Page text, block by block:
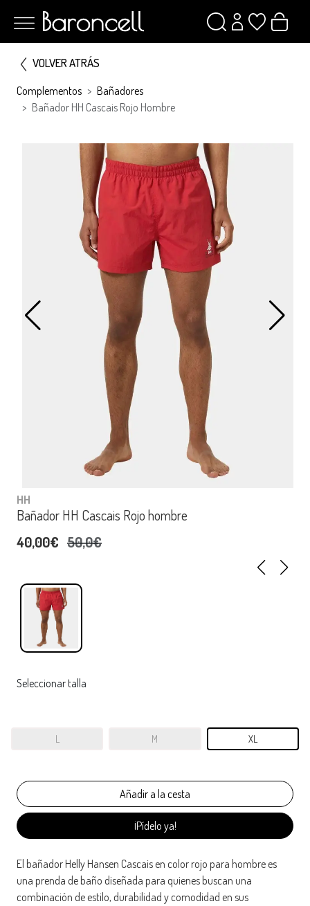
VOLVER ATRÁS
Complementos
Bañadores
Bañador HH Cascais Rojo Hombre
HH
Bañador HH Cascais Rojo hombre
40,00€ 50,0€
Seleccionar talla
L M XL
¡Pídelo ya!
El bañador Helly Hansen Cascais en color rojo para hombre es
una prenda de baño diseñada para quienes buscan una
combinación de estilo, durabilidad y comodidad en sus